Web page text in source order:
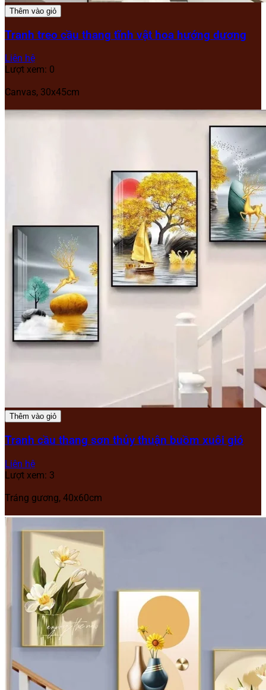
Thêm vào giỏ
Tranh treo cầu thang tĩnh vật hoa hướng dương
Liên hệ
Lượt xem: 0
Canvas, 30x45cm
Thêm vào giỏ
Tranh cầu thang sơn thủy thuận buồm xuôi gió
Liên hệ
Lượt xem: 3
Tráng gương, 40x60cm